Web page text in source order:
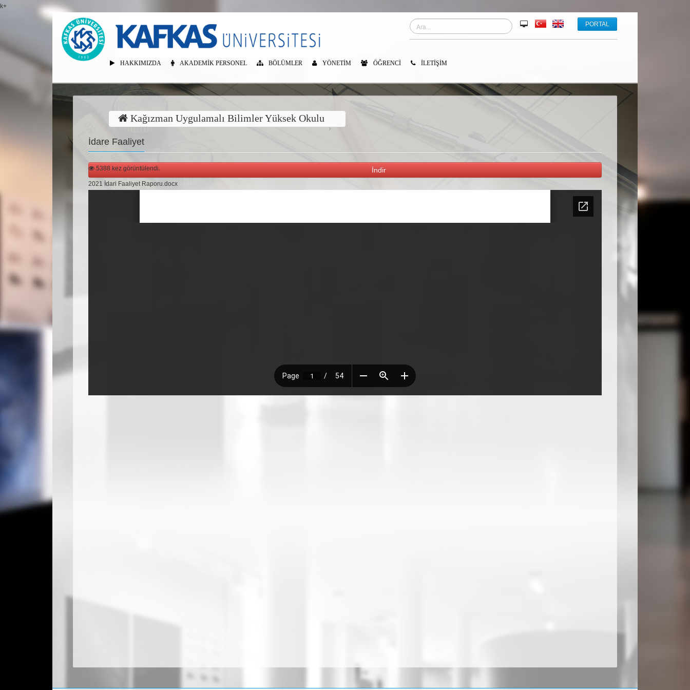
k+
PORTAL
HAKKIMIZDA AKADEMIK PERSONEL BÖLÜMLER YÖNETIM ÖĞRENCI İLETIŞIM
Kağızman Uygulamalı Bilimler Yüksek Okulu
İdare Faaliyet
5388 kez görüntülendi. İndir
2021 İdari Faaliyet Raporu.docx